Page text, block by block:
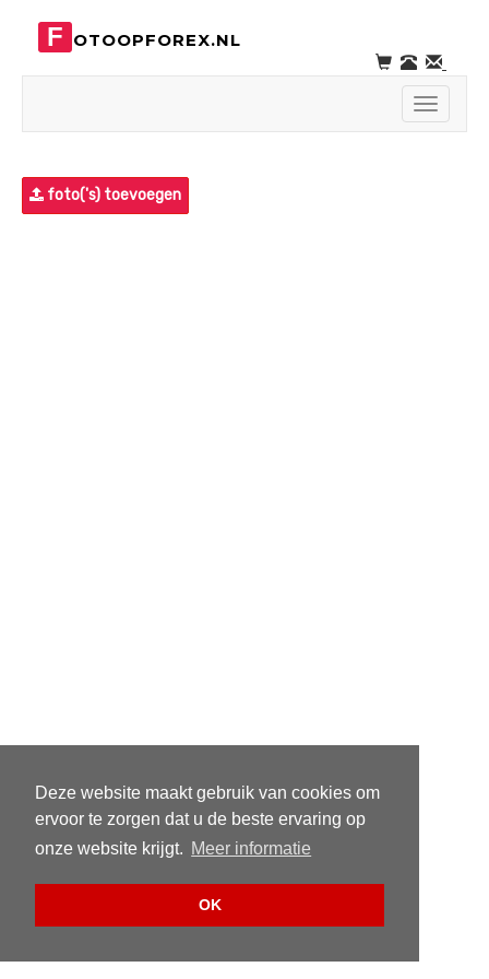
Deze website maakt gebruik van cookies om
ervoor te zorgen dat u de beste ervaring op
onze website krijgt. Meer informatie
OK
F OTOOPFOREX.NL
Toggle
foto('s) toevoegen